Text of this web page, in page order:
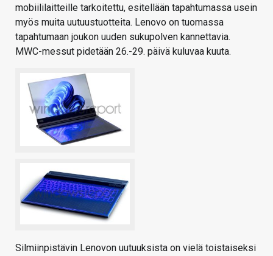
mobiililaitteille tarkoitettu, esitellään tapahtumassa usein
myös muita uutuustuotteita. Lenovo on tuomassa
tapahtumaan joukon uuden sukupolven kannettavia.
MWC-messut pidetään 26.-29. päivä kuluvaa kuuta.
Silmiinpistävin Lenovon uutuuksista on vielä toistaiseksi